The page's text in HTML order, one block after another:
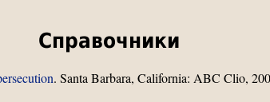
Справочники
. Santa Barbara, California: ABC Clio,